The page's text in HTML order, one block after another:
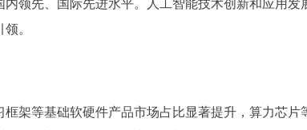
领先、国际先进水平。人工智能技术创新和应用发
。
架等基础软硬件产品市场占比显著提升，算力芯片